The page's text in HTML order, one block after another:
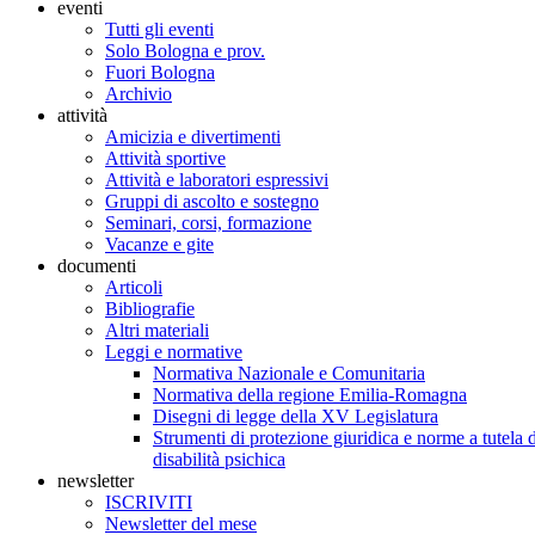
eventi
Tutti gli eventi
Solo Bologna e prov.
Fuori Bologna
Archivio
attività
Amicizia e divertimenti
Attività sportive
Attività e laboratori espressivi
Gruppi di ascolto e sostegno
Seminari, corsi, formazione
Vacanze e gite
documenti
Articoli
Bibliografie
Altri materiali
Leggi e normative
Normativa Nazionale e Comunitaria
Normativa della regione Emilia-Romagna
Disegni di legge della XV Legislatura
Strumenti di protezione giuridica e norme a tutela
disabilità psichica
newsletter
ISCRIVITI
Newsletter del mese